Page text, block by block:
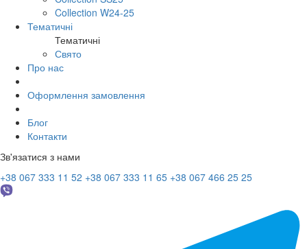
Collection W24-25
Тематичні
Тематичні
Свято
Про нас
Оформлення замовлення
Блог
Контакти
Зв'язатися з нами
+38 067 333 11 52 +38 067 333 11 65 +38 067 466 25 25